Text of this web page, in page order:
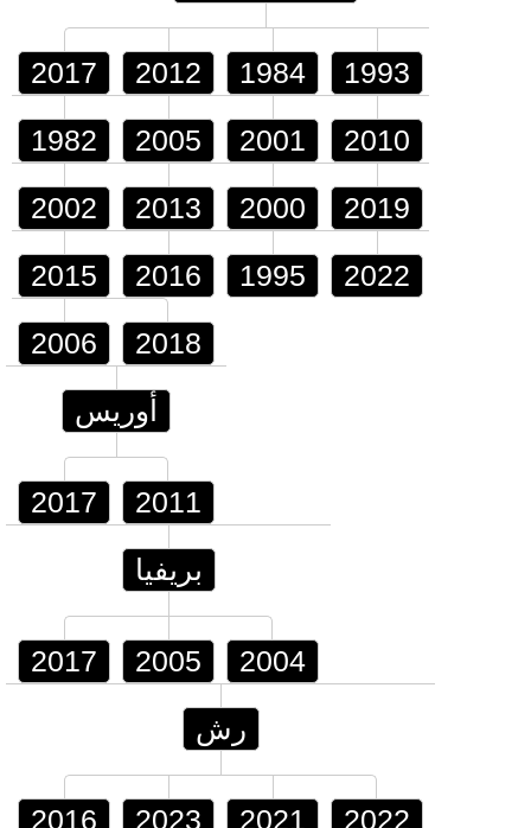
2017 2012 1984 1993
1982 2005 2001 2010
2002 2013 2000 2019
2015 2016 1995 2022
2006 2018
أوريس
2017 2011
بريفيا
2017 2005 2004
رش
2016 2023 2021 2022